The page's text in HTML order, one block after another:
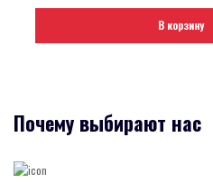
В корзину
Почему выбирают нас